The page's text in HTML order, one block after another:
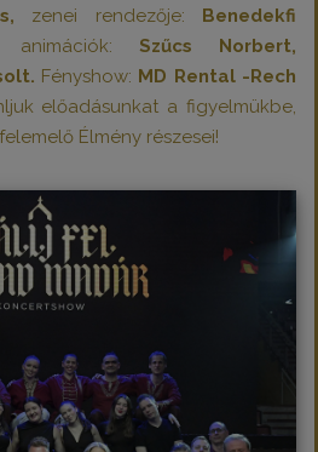
zenei rendezője: Benedekfi
Szűcs Norbert,
Fényshow: MD Rental -Rech
előadásunkat a figyelmükbe,
Élmény részesei!